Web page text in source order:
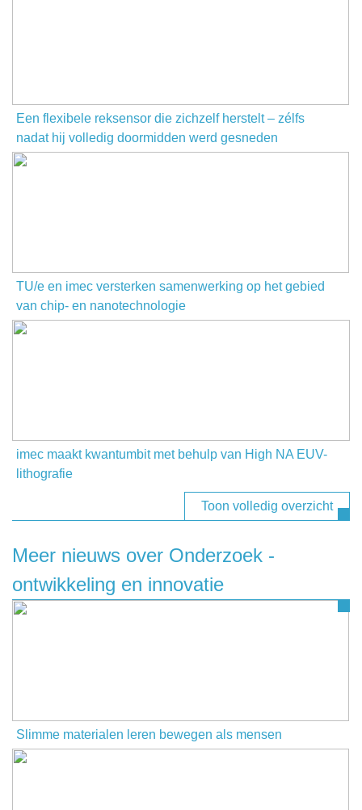
Een flexibele reksensor die zichzelf herstelt – zélfs
nadat hij volledig doormidden werd gesneden
TU/e en imec versterken samenwerking op het gebied
van chip- en nanotechnologie
imec maakt kwantumbit met behulp van High NA EUV-
lithografie
Toon volledig overzicht
Meer nieuws over Onderzoek -
ontwikkeling en innovatie
Slimme materialen leren bewegen als mensen